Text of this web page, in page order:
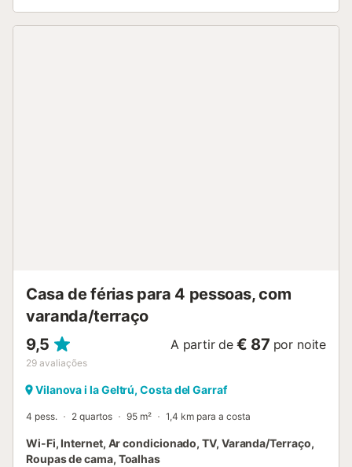
Casa de férias para 4 pessoas, com
varanda/terraço
9,5
29 avaliações
A partir de € 87 por noite
Vilanova i la Geltrú, Costa del Garraf
4 pess. 2 quartos 95 m² 1,4 km para a costa
Wi-Fi, Internet, Ar condicionado, TV, Varanda/Terraço,
Roupas de cama, Toalhas